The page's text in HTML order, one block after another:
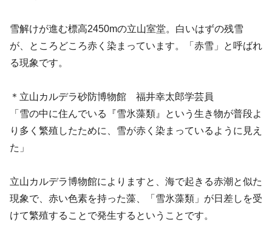
雪解けが進む標高2450mの立山室堂。白いはずの残雪
が、ところどころ赤く染まっています。「赤雪」と呼ばれ
る現象です。
＊立山カルデラ砂防博物館 福井幸太郎学芸員
「雪の中に住んでいる『雪氷藻類』という生き物が普段よ
り多く繁殖したために、雪が赤く染まっているように見え
た」
立山カルデラ博物館によりますと、海で起きる赤潮と似た
現象で、赤い色素を持った藻、「雪氷藻類」が日差しを受
けて繁殖することで発生するということです。